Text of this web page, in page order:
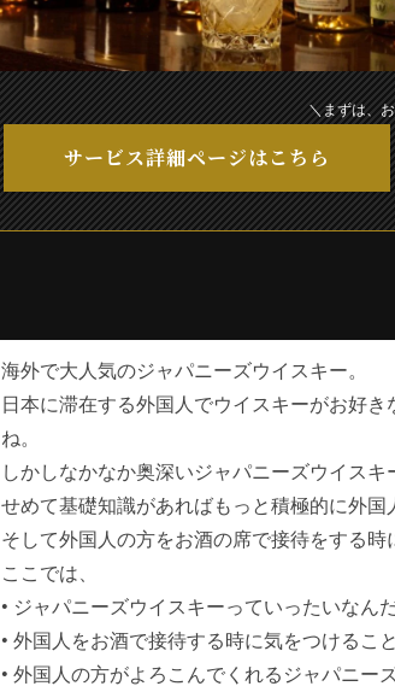
＼まずは、
サービス詳細ページはこちら
海外で大人気のジャパニーズウイスキー。
日本に滞在する外国人でウイスキーがお好
ね。
しかしなかなか奥深いジャパニーズウイスキ
せめて基礎知識があればもっと積極的に外
そして外国人の方をお酒の席で接待をする
ここでは、
• ジャパニーズウイスキーっていったいなん
• 外国人をお酒で接待する時に気をつけるこ
• 外国人の方がよろこんでくれるジャパニー